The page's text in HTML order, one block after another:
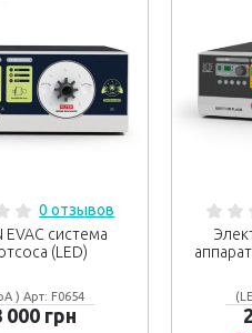
0 отзывов
EVAC система
(LED)
) Арт: F0654
000 грн